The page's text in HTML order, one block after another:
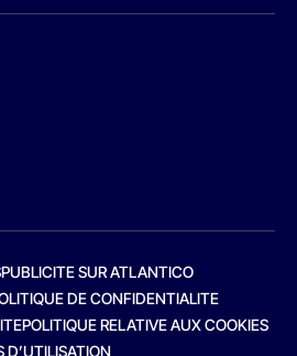
PUBLICITE SUR ATLANTICO
DE CONFIDENTIALITE
POLITIQUE RELATIVE AUX COOKIES
D’UTILISATION